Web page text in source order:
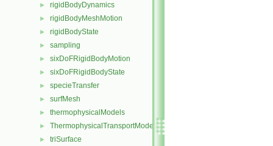
► rigidBodyDynamics
► rigidBodyMeshMotion
► rigidBodyState
► sampling
► sixDoFRigidBodyMotion
► sixDoFRigidBodyState
► specieTransfer
► surfMesh
► thermophysicalModels
► ThermophysicalTransportModels
► triSurface